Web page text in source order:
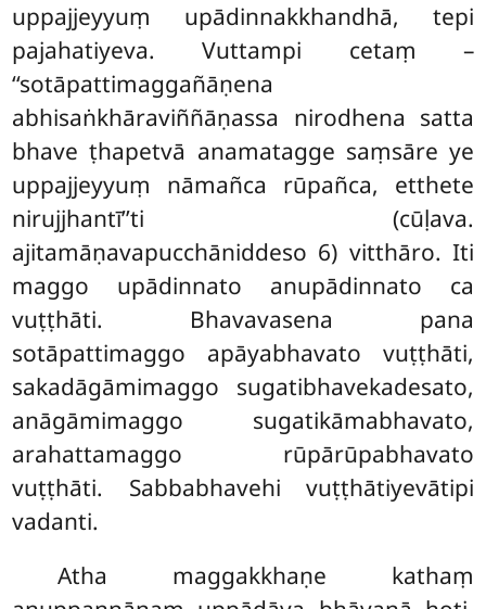
uppajjeyyuṃ upādinnakkhandhā, tepi
pajahatiyeva. Vuttampi cetaṃ –
‘‘sotāpattimaggañāṇena
abhisaṅkhāraviññāṇassa nirodhena satta
bhave ṭhapetvā anamatagge saṃsāre ye
uppajjeyyuṃ nāmañca rūpañca, etthete
nirujjhantī’’ti (cūḷava.
ajitamāṇavapucchāniddeso 6) vitthāro. Iti
maggo upādinnato anupādinnato ca
vuṭṭhāti. Bhavavasena pana
sotāpattimaggo apāyabhavato vuṭṭhāti,
sakadāgāmimaggo sugatibhavekadesato,
anāgāmimaggo sugatikāmabhavato,
arahattamaggo rūpārūpabhavato
vuṭṭhāti. Sabbabhavehi vuṭṭhātiyevātipi
vadanti.
Atha maggakkhaṇe kathaṃ